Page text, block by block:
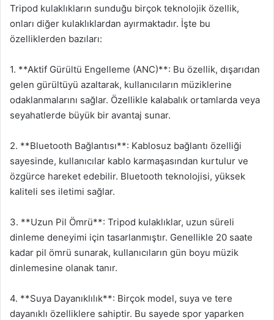
Tripod kulaklıkların sunduğu birçok teknolojik özellik,
onları diğer kulaklıklardan ayırmaktadır. İşte bu
özelliklerden bazıları:
1. **Aktif Gürültü Engelleme (ANC)**: Bu özellik, dışarıdan
gelen gürültüyü azaltarak, kullanıcıların müziklerine
odaklanmalarını sağlar. Özellikle kalabalık ortamlarda veya
seyahatlerde büyük bir avantaj sunar.
2. **Bluetooth Bağlantısı**: Kablosuz bağlantı özelliği
sayesinde, kullanıcılar kablo karmaşasından kurtulur ve
özgürce hareket edebilir. Bluetooth teknolojisi, yüksek
kaliteli ses iletimi sağlar.
3. **Uzun Pil Ömrü**: Tripod kulaklıklar, uzun süreli
dinleme deneyimi için tasarlanmıştır. Genellikle 20 saate
kadar pil ömrü sunarak, kullanıcıların gün boyu müzik
dinlemesine olanak tanır.
4. **Suya Dayanıklılık**: Birçok model, suya ve tere
dayanıklı özelliklere sahiptir. Bu sayede spor yaparken